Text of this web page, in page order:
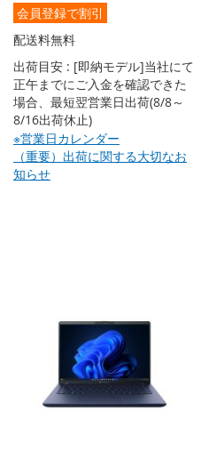
会員登録で割引
配送料無料
出荷目安 : [即納モデル]当社にて
正午までにご入金を確認できた
場合、最短翌営業日出荷(8/8～
8/16出荷休止)
※営業日カレンダー
（重要）出荷に関する大切なお
知らせ